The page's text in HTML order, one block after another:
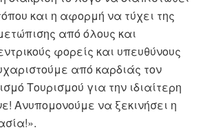
και η αφορμή να τύχει της
από όλους και
φορείς και υπευθύνους
από καρδιάς τον
Τουρισμού για την ιδιαίτερη
Ανυπομονούμε να ξεκινήσει η